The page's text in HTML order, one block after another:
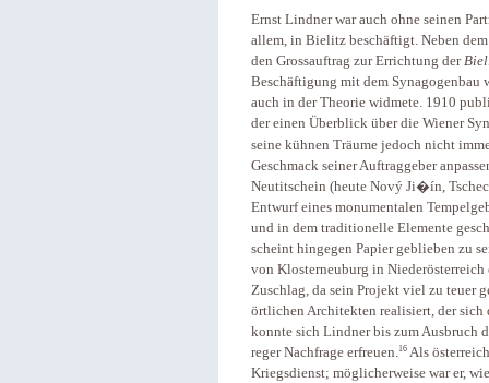
Ernst Lindner war auch ohne seinen
allem, in Bielitz beschäftigt. Neben
den Grossauftrag zur Errichtung der
Beschäftigung mit dem Synagogenbau
auch in der Theorie widmete. 1910
der einen Überblick über die Wiener
seine kühnen Träume jedoch nicht
Geschmack seiner Auftraggeber
Neutitschein (heute Nový Ji�ín,
Entwurf eines monumentalen
und in dem traditionelle Elemente
scheint hingegen Papier geblieben zu
von Klosterneuburg in
Zuschlag, da sein Projekt viel zu teuer
örtlichen Architekten realisiert, der sich
konnte sich Lindner bis zum Ausbruch
reger Nachfrage erfreuen.16 Als
Kriegsdienst; möglicherweise war er,